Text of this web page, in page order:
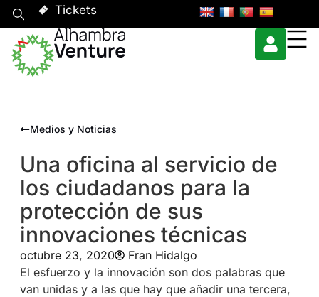
Tickets
Medios y Noticias
Una oficina al servicio de
los ciudadanos para la
protección de sus
innovaciones técnicas
octubre 23, 2020
Fran Hidalgo
El esfuerzo y la innovación son dos palabras que
van unidas y a las que hay que añadir una tercera,